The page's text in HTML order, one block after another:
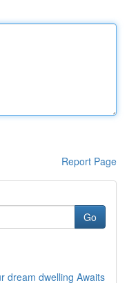
Report Page
Go
dream dwelling Awaits